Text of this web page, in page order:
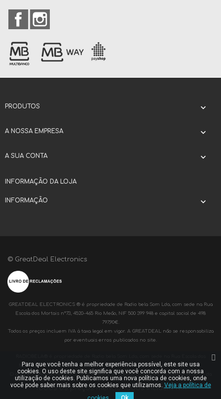
Facebook
PRODUTOS 
A NOSSA EMPRESA 
A SUA CONTA 
INFORMAÇÃO DA LOJA
INFORMAÇÃO 
© GreatDeal Electronics
GREATDEAL ELECTRONICS ® é propriedade de Radio bela Som Lda, com sede na Rua
Escola dos Mortais nº73, 4520-465 Rio Meão, NIF 500 399 948 e capital social de 498
797,90€.
Todos os preços incluem IVA à taxa legal em vigor. A GREATDEAL não se responsabiliza
por eventuais erros publicados no site.
Mortais nº73, 4520-465 Rio Meão, NIF 500 399 948 e capital social de 498 797,90€.
O acesso a www.radiobelaonline.pt destina-se apenas a clientes da Radiobela Som Lda
Todos os preços mencionados incluem IVA
Para que você tenha a melhor experiência possível, este site usa
cookies. O uso deste site significa que você concorda com a nossa
utilização de cookies. Publicamos uma nova política de cookies, onde
você pode saber mais sobre os cookies que utilizamos. Veja a política de